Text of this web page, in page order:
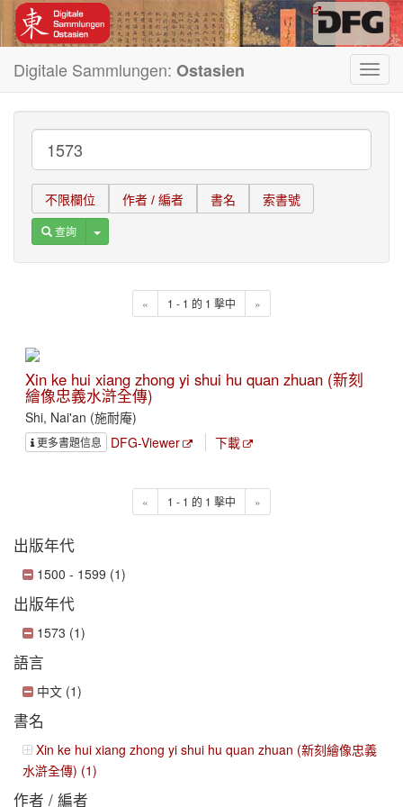
Digitale Sammlungen: Ostasien
不限欄位 作者 / 編者 書名 索書號
查詢 Toggle Dropdown
« 1 - 1 的 1 擊中 »
Xin ke hui xiang zhong yi shui hu quan zhuan (新刻
繪像忠義水滸全傳)
Shi, Nai'an (施耐庵)
更多書題信息 DFG-Viewer 下載
« 1 - 1 的 1 擊中 »
出版年代
1500 - 1599 (1)
出版年代
1573 (1)
語言
中文 (1)
書名
Xin ke hui xiang zhong yi shui hu quan zhuan (新刻繪像忠義
水滸全傳) (1)
作者 / 編者